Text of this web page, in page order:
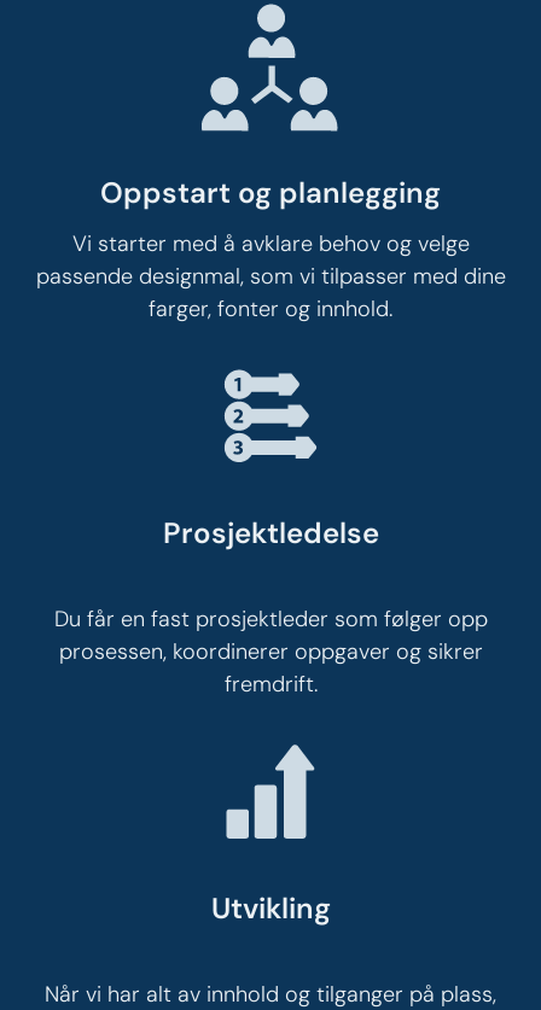
Oppstart og planlegging​
Vi starter med å avklare behov og velge
passende designmal, som vi tilpasser med dine
farger, fonter og innhold.
Prosjektledelse
Du får en fast prosjektleder som følger opp
prosessen, koordinerer oppgaver og sikrer
fremdrift.
Utvikling
Når vi har alt av innhold og tilganger på plass,